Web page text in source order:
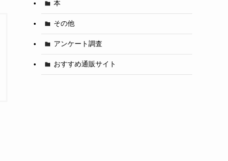
本
その他
アンケート調査
おすすめ通販サイト